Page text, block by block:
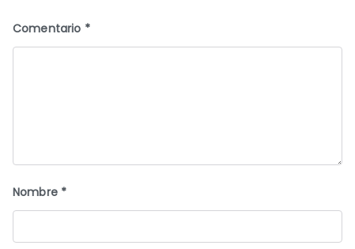
Comentario *
Nombre *